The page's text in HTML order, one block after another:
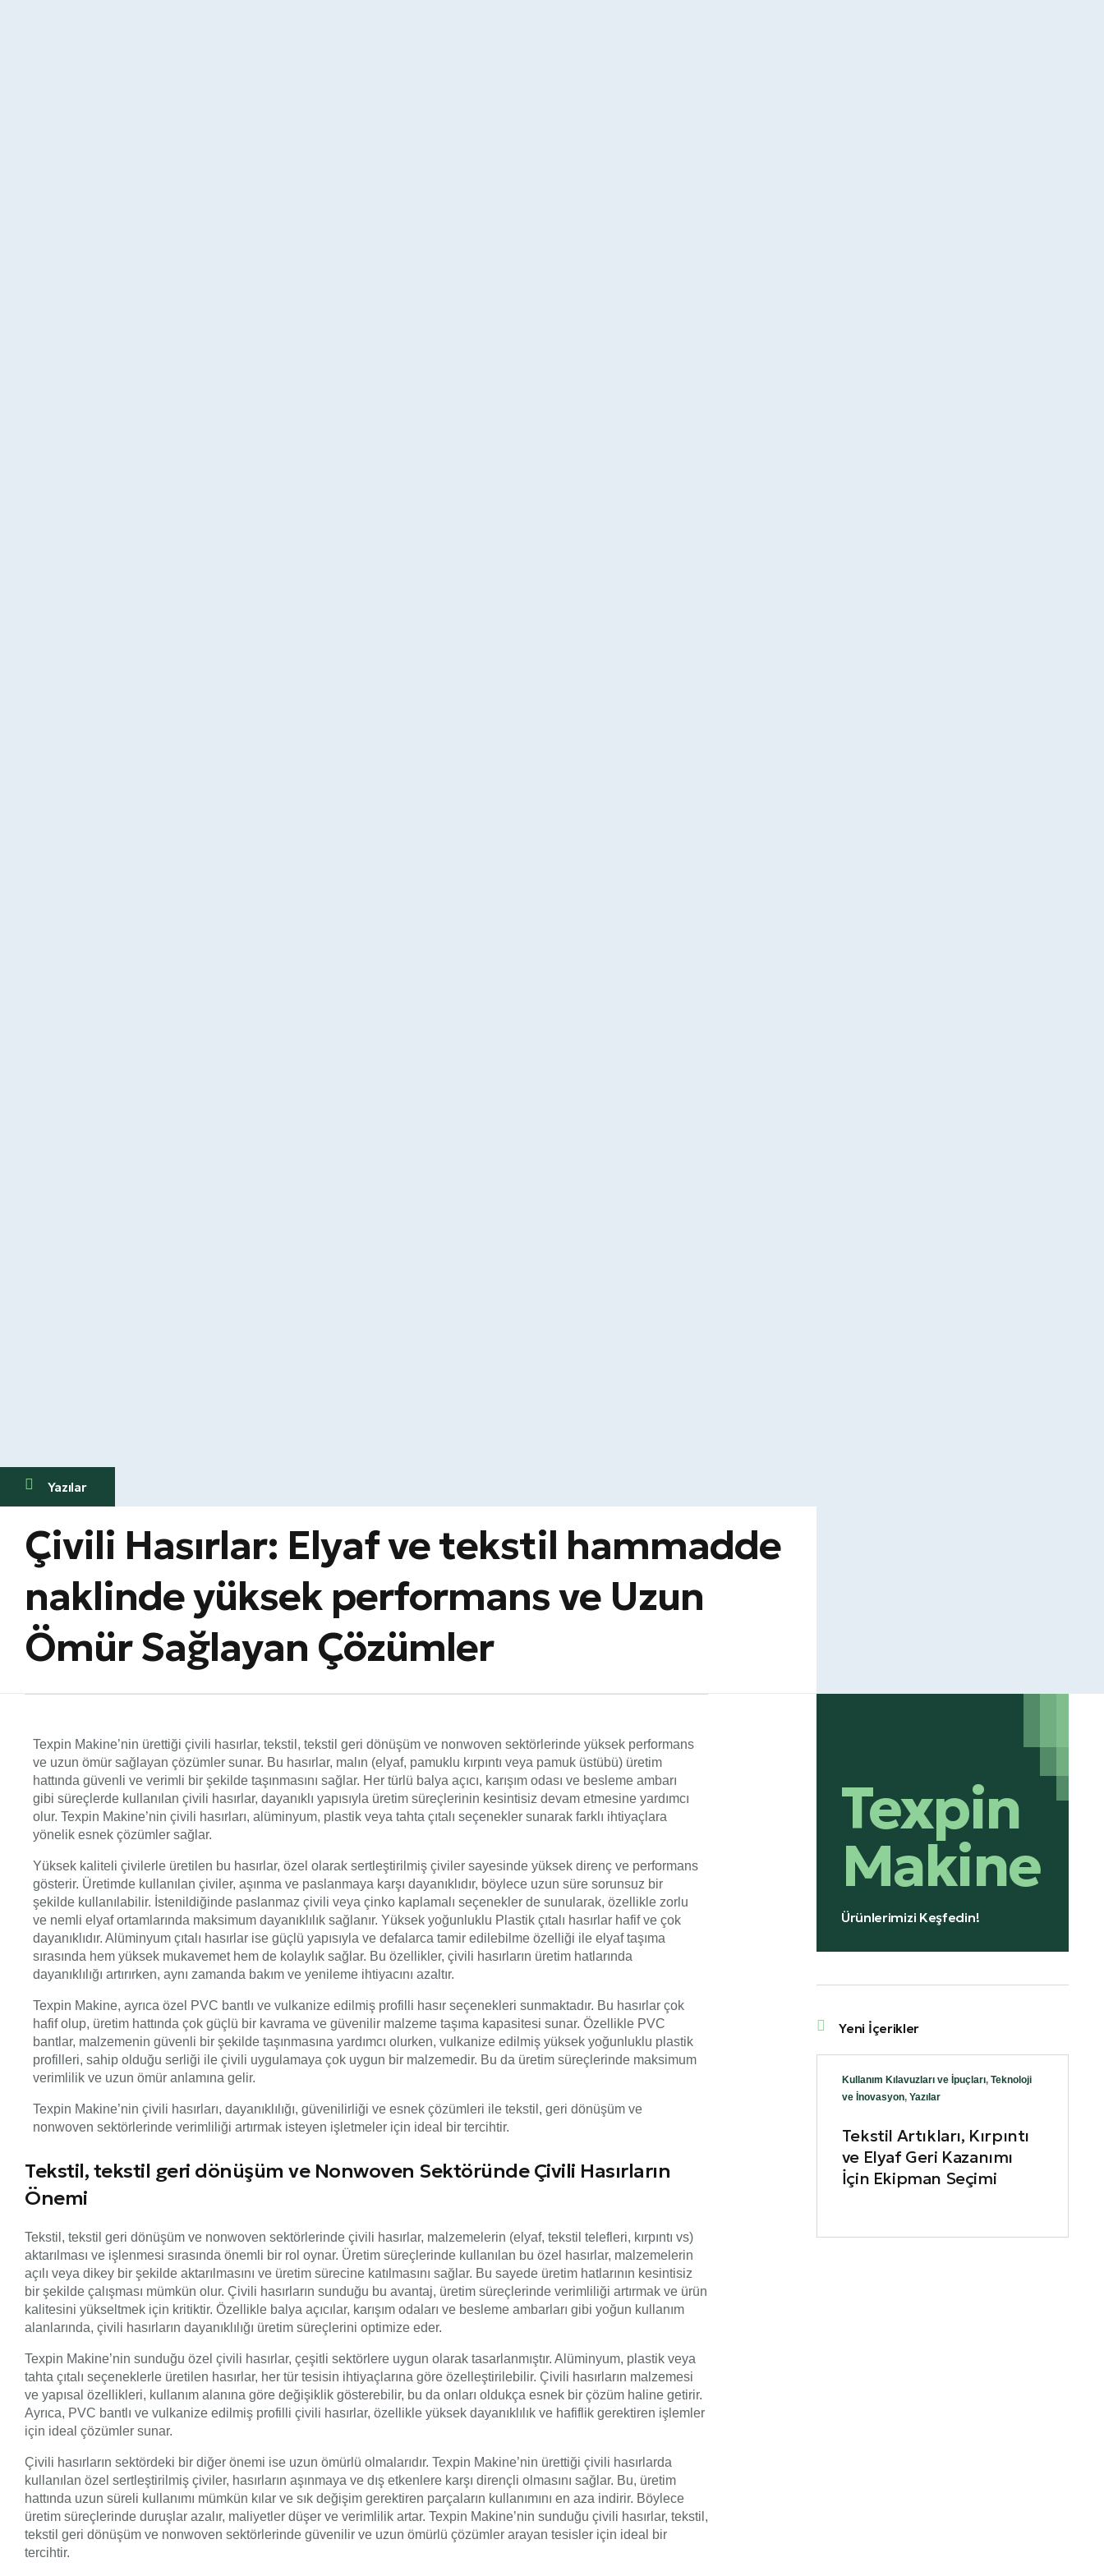
Yazılar
Çivili Hasırlar: Elyaf ve tekstil hammadde
naklinde yüksek performans ve Uzun
Ömür Sağlayan Çözümler
Texpin Makine’nin ürettiği çivili hasırlar, tekstil, tekstil geri dönüşüm ve nonwoven sektörlerinde yüksek performans
ve uzun ömür sağlayan çözümler sunar. Bu hasırlar, malın (elyaf, pamuklu kırpıntı veya pamuk üstübü) üretim
hattında güvenli ve verimli bir şekilde taşınmasını sağlar. Her türlü balya açıcı, karışım odası ve besleme ambarı
gibi süreçlerde kullanılan çivili hasırlar, dayanıklı yapısıyla üretim süreçlerinin kesintisiz devam etmesine yardımcı
olur. Texpin Makine’nin çivili hasırları, alüminyum, plastik veya tahta çıtalı seçenekler sunarak farklı ihtiyaçlara
yönelik esnek çözümler sağlar.
Yüksek kaliteli çivilerle üretilen bu hasırlar, özel olarak sertleştirilmiş çiviler sayesinde yüksek direnç ve performans
gösterir. Üretimde kullanılan çiviler, aşınma ve paslanmaya karşı dayanıklıdır, böylece uzun süre sorunsuz bir
şekilde kullanılabilir. İstenildiğinde paslanmaz çivili veya çinko kaplamalı seçenekler de sunularak, özellikle zorlu
ve nemli elyaf ortamlarında maksimum dayanıklılık sağlanır. Yüksek yoğunluklu Plastik çıtalı hasırlar hafif ve çok
dayanıklıdır. Alüminyum çıtalı hasırlar ise güçlü yapısıyla ve defalarca tamir edilebilme özelliği ile elyaf taşıma
sırasında hem yüksek mukavemet hem de kolaylık sağlar. Bu özellikler, çivili hasırların üretim hatlarında
dayanıklılığı artırırken, aynı zamanda bakım ve yenileme ihtiyacını azaltır.
Texpin Makine, ayrıca özel PVC bantlı ve vulkanize edilmiş profilli hasır seçenekleri sunmaktadır. Bu hasırlar çok
hafif olup, üretim hattında çok güçlü bir kavrama ve güvenilir malzeme taşıma kapasitesi sunar. Özellikle PVC
bantlar, malzemenin güvenli bir şekilde taşınmasına yardımcı olurken, vulkanize edilmiş yüksek yoğunluklu plastik
profilleri, sahip olduğu serliği ile çivili uygulamaya çok uygun bir malzemedir. Bu da üretim süreçlerinde maksimum
verimlilik ve uzun ömür anlamına gelir.
Texpin Makine’nin çivili hasırları, dayanıklılığı, güvenilirliği ve esnek çözümleri ile tekstil, geri dönüşüm ve
nonwoven sektörlerinde verimliliği artırmak isteyen işletmeler için ideal bir tercihtir.
Tekstil, tekstil geri dönüşüm ve Nonwoven Sektöründe Çivili Hasırların
Önemi
Tekstil, tekstil geri dönüşüm ve nonwoven sektörlerinde çivili hasırlar, malzemelerin (elyaf, tekstil telefleri, kırpıntı vs)
aktarılması ve işlenmesi sırasında önemli bir rol oynar. Üretim süreçlerinde kullanılan bu özel hasırlar, malzemelerin
açılı veya dikey bir şekilde aktarılmasını ve üretim sürecine katılmasını sağlar. Bu sayede üretim hatlarının kesintisiz
bir şekilde çalışması mümkün olur. Çivili hasırların sunduğu bu avantaj, üretim süreçlerinde verimliliği artırmak ve ürün
kalitesini yükseltmek için kritiktir. Özellikle balya açıcılar, karışım odaları ve besleme ambarları gibi yoğun kullanım
alanlarında, çivili hasırların dayanıklılığı üretim süreçlerini optimize eder.
Texpin Makine’nin sunduğu özel çivili hasırlar, çeşitli sektörlere uygun olarak tasarlanmıştır. Alüminyum, plastik veya
tahta çıtalı seçeneklerle üretilen hasırlar, her tür tesisin ihtiyaçlarına göre özelleştirilebilir. Çivili hasırların malzemesi
ve yapısal özellikleri, kullanım alanına göre değişiklik gösterebilir, bu da onları oldukça esnek bir çözüm haline getirir.
Ayrıca, PVC bantlı ve vulkanize edilmiş profilli çivili hasırlar, özellikle yüksek dayanıklılık ve hafiflik gerektiren işlemler
için ideal çözümler sunar.
Çivili hasırların sektördeki bir diğer önemi ise uzun ömürlü olmalarıdır. Texpin Makine’nin ürettiği çivili hasırlarda
kullanılan özel sertleştirilmiş çiviler, hasırların aşınmaya ve dış etkenlere karşı dirençli olmasını sağlar. Bu, üretim
hattında uzun süreli kullanımı mümkün kılar ve sık değişim gerektiren parçaların kullanımını en aza indirir. Böylece
üretim süreçlerinde duruşlar azalır, maliyetler düşer ve verimlilik artar. Texpin Makine’nin sunduğu çivili hasırlar, tekstil,
tekstil geri dönüşüm ve nonwoven sektörlerinde güvenilir ve uzun ömürlü çözümler arayan tesisler için ideal bir
tercihtir.
Texpin
Makine
Ürünlerimizi Keşfedin!
Yeni İçerikler
Kullanım Kılavuzları ve İpuçları, Teknoloji
ve İnovasyon, Yazılar
Tekstil Artıkları, Kırpıntı
ve Elyaf Geri Kazanımı
İçin Ekipman Seçimi